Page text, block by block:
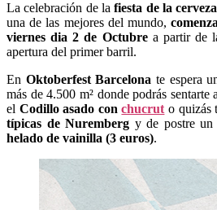
La celebración de lafiesta de la cerveza
una de las mejores del mundo,
viernes dia 2 de Octubrea partir de
apertura del primer barril.
En Oktoberfest Barcelona te espera
más de 4.500 m² donde podrás
el Codillo asado conchucruto quizás
típicas de Nuremberg y de postre un
helado de vainilla (3 euros).